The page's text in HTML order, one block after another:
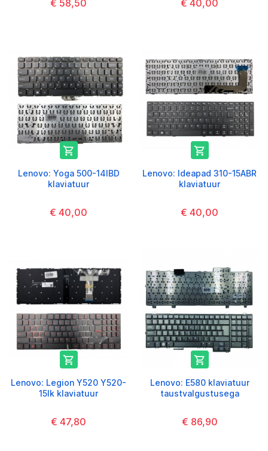
€ 58,50 € 40,00

Lenovo: Yoga 500-14IBD
klaviatuur
€ 40,00

Lenovo: Ideapad 310-15ABR
klaviatuur
€ 40,00

Lenovo: Legion Y520 Y520-
15Ik klaviatuur
€ 47,80

Lenovo: E580 klaviatuur
taustvalgustusega
€ 86,90